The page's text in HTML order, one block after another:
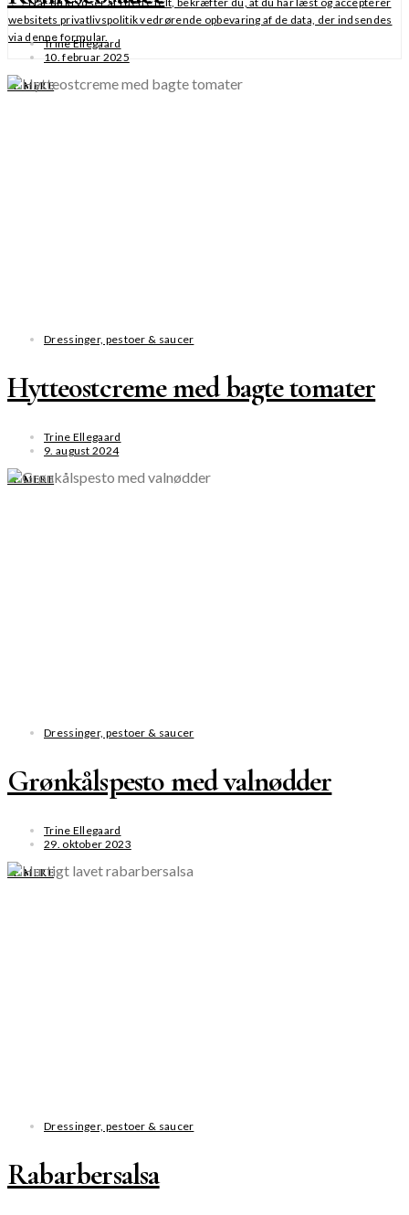
websitets privatlivspolitik vedrørende opbevaring af de data, der indsendes
via denne formular.
Trine Ellegaard
10. februar 2025
SE MERE
Dressinger, pestoer & saucer
Hytteostcreme med bagte tomater
Trine Ellegaard
9. august 2024
SE MERE
Dressinger, pestoer & saucer
Grønkålspesto med valnødder
Trine Ellegaard
29. oktober 2023
SE MERE
Dressinger, pestoer & saucer
Rabarbersalsa